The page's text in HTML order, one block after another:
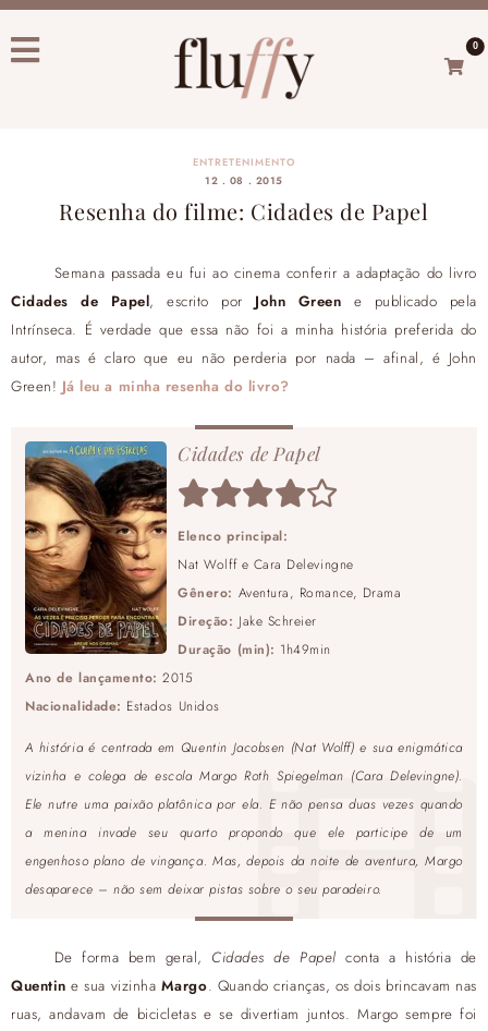
0
ENTRETENIMENTO
12 . 08 . 2015
Resenha do filme: Cidades de Papel
Semana passada eu fui ao cinema conferir a adaptação do livro
Cidades de Papel, escrito por John Green e publicado pela
Intrínseca. É verdade que essa não foi a minha história preferida do
autor, mas é claro que eu não perderia por nada – afinal, é John
Green! Já leu a minha resenha do livro?
Cidades de Papel
Elenco principal:
Nat Wolff e Cara Delevingne
Gênero: Aventura, Romance, Drama
Direção: Jake Schreier
Duração (min): 1h49min
Ano de lançamento: 2015
Nacionalidade: Estados Unidos
A história é centrada em Quentin Jacobsen (Nat Wolff) e sua enigmática
vizinha e colega de escola Margo Roth Spiegelman (Cara Delevingne).
Ele nutre uma paixão platônica por ela. E não pensa duas vezes quando
a menina invade seu quarto propondo que ele participe de um
engenhoso plano de vingança. Mas, depois da noite de aventura, Margo
desaparece – não sem deixar pistas sobre o seu paradeiro.
De forma bem geral, Cidades de Papel conta a história de
Quentin e sua vizinha Margo. Quando crianças, os dois brincavam nas
ruas, andavam de bicicletas e se divertiam juntos. Margo sempre foi